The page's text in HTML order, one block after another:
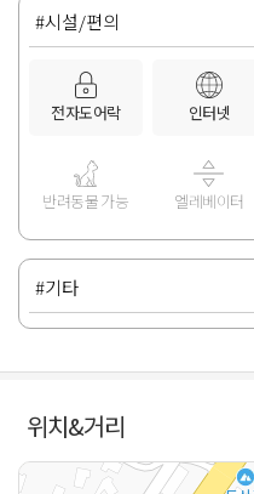
#시설/편의
전자도어락 인터넷
반려동물 가능 엘레베이터
#기타
위치&거리